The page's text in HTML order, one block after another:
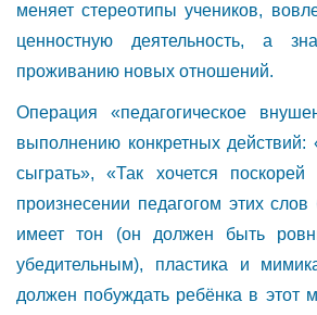
меняет стереотипы учеников,
ценностную деятельность, а
проживанию новых отношений.
Операция «педагогическое
выполнению конкретных действий:
сыграть», «Так хочется
произнесении педагогом этих
имеет тон (он должен быть
убедительным), пластика и
должен побуждать ребёнка в этот